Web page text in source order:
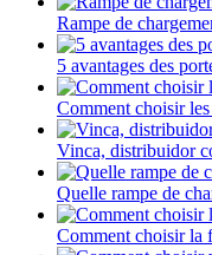
Rampe de
5 avantages des
Comment choisir
Vinca, distribuidor
Quelle rampe de
Comment choisir la